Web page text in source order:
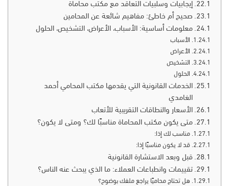
إيجابيات وسلبيات التعاقد مع مكتب محاماة
صحيح أم خاطئ: مفاهيم شائعة عن المحامين
معلومات أساسية: الأسباب، الأعراض، التشخيص، الحلول
الأسباب
الأعراض
التشخيص
الحلول
الخدمات القانونية التي يقدمها مكتب المحامي أحمد
الغامدي
الأسعار والنطاقات التقريبية للأتعاب
متى يكون مكتب المحاماة مناسبًا لك؟ ومتى لا يكون؟
مناسب لك إذا:
قد لا يكون مناسبًا إذا:
قبل وبعد الاستشارة القانونية
تقييمات وانطباعات العملاء: ما الذي يبحث عنه الناس؟
هل تحتاج محاميًا يراجع ملفك بوضوح؟